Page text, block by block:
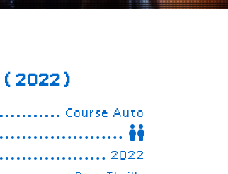
(2022)
Course Auto
2022